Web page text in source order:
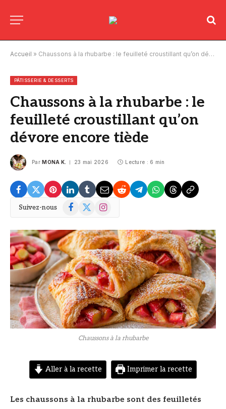
Accueil » Chaussons à la rhubarbe : le feuilleté croustillant qu’on dévore encore tiède
PÂTISSERIE & DESSERTS
Chaussons à la rhubarbe : le
feuilleté croustillant qu’on
dévore encore tiède
Par MONA K. 23 mai 2026 Lecture : 6 min
Suivez-nous Facebook
X
Instagram
© DR
Chaussons à la rhubarbe
Aller à la recette Imprimer la recette
Les chaussons à la rhubarbe sont des feuilletés